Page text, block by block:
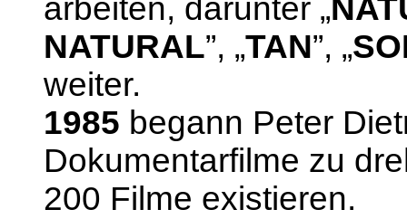
arbeiten, darunter „
NATURAL”, „TAN”, „
weiter.
1985 begann Peter
Dokumentarfilme zu
200 Filme existieren.